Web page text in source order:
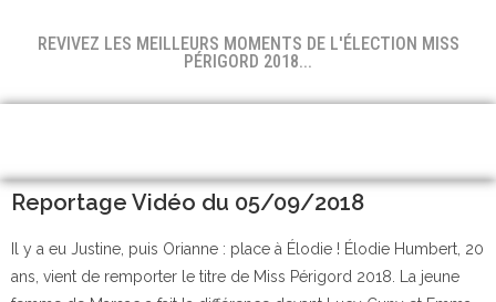
REVIVEZ LES MEILLEURS MOMENTS DE L'ÉLECTION MISS
PÉRIGORD 2018...
Reportage Vidéo du 05/09/2018
Il y a eu Justine, puis Orianne : place à Élodie ! Élodie Humbert, 20
ans, vient de remporter le titre de Miss Périgord 2018. La jeune